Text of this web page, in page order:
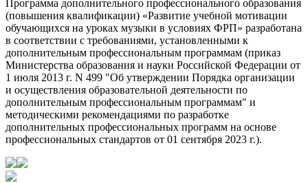
Программа дополнительного профессионального образования
(повышения квалификации) «Развитие учебной мотивации
обучающихся на уроках музыки в условиях ФРП» разработана
в соответствии с требованиями, установленными к
дополнительным профессиональным программам (приказ
Министерства образования и науки Российской Федерации от
1 июля 2013 г. N 499 "Об утверждении Порядка организации
и осуществления образовательной деятельности по
дополнительным профессиональным программам" и
методическими рекомендациями по разработке
дополнительных профессиональных программ на основе
профессиональных стандартов от 01 сентября 2023 г.).